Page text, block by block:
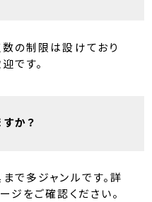
の制限は設けており
です。
か？
で多ジャンルです。詳
ジをご確認ください。